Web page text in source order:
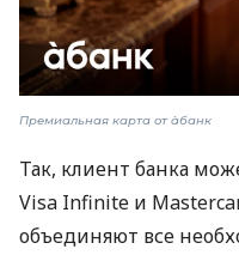
Премиальная карта от àбанк
Так, клиент банка
Visa Infinite и
объединяют все